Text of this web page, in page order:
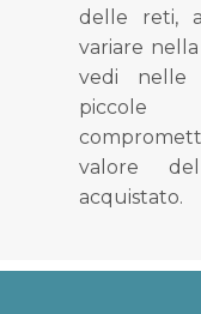
delle reti,
variare
vedi nelle
valore
acquistato.